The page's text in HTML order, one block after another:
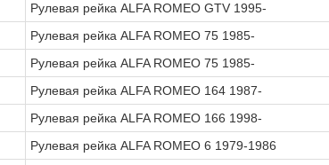
Рулевая рейка ALFA ROMEO GTV 1995-
Рулевая рейка ALFA ROMEO 75 1985-
Рулевая рейка ALFA ROMEO 75 1985-
Рулевая рейка ALFA ROMEO 164 1987-
Рулевая рейка ALFA ROMEO 166 1998-
Рулевая рейка ALFA ROMEO 6 1979-1986